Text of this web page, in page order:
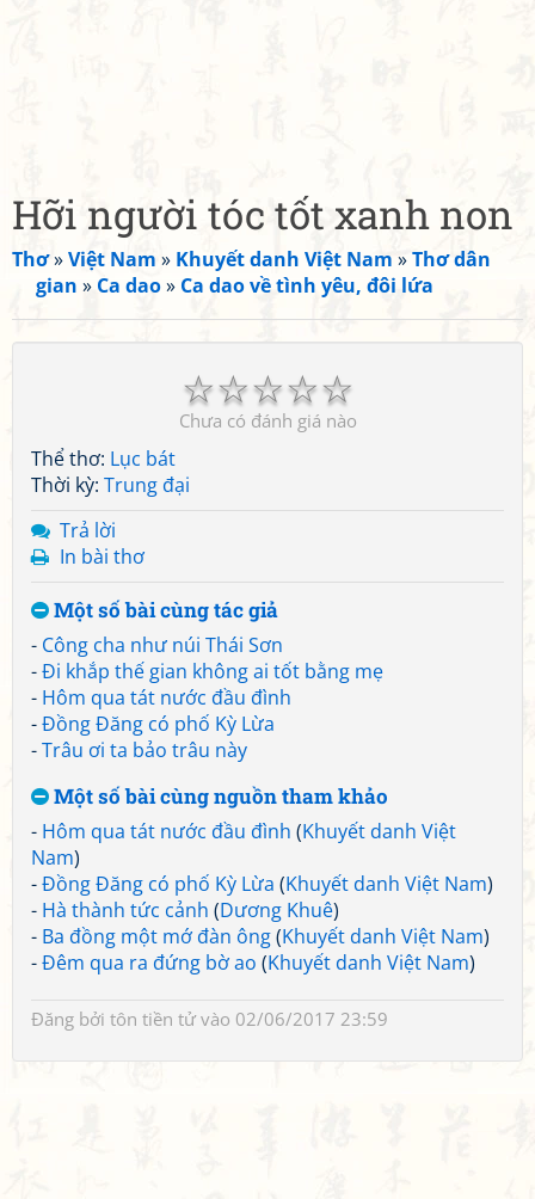
Hỡi người tóc tốt xanh non
Thơ»Việt Nam » Khuyết danh Việt Nam »Thơ dân
gian » Ca dao» Ca dao về tình yêu, đôi lứa
☆
☆
☆
☆
☆
Chưa có đánh giá nào
Thể thơ: Lục bát
Thời kỳ: Trung đại
Trả lời
In bài thơ
Một số bài cùng tác giả
- Công cha như núi Thái Sơn
-Đi khắp thế gian không ai tốt bằng mẹ
- Hôm qua tát nước đầu đình
-Đồng Đăng có phố Kỳ Lừa
-Trâu ơi ta bảo trâu này
Một số bài cùng nguồn tham khảo
- Hôm qua tát nước đầu đình (Khuyết danh Việt
Nam)
-Đồng Đăng có phố Kỳ Lừa (Khuyết danh Việt Nam)
- Hà thành tức cảnh (Dương Khuê)
- Ba đồng một mớ đàn ông(Khuyết danh Việt Nam)
-Đêm qua ra đứng bờ ao (Khuyết danh Việt Nam)
Đăng bởi tôn tiền tửvào 02/06/2017 23:59